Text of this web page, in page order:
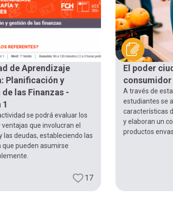
de Aprendizaje
Planificación y
las Finanzas -
se podrá evaluar los
que involucran el
las deudas, estableciendo las
pueden asumirse
17
El poder
consumidor
A través de
estudiantes se
características
y elaboran un
productos